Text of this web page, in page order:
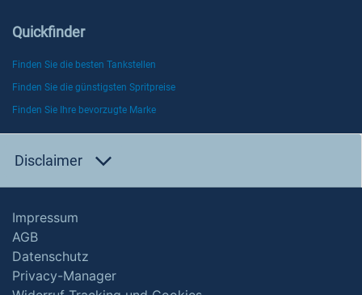
Quickfinder
Finden Sie die besten Tankstellen
Finden Sie die günstigsten Spritpreise
Finden Sie Ihre bevorzugte Marke
Disclaimer
Impressum
AGB
Datenschutz
Privacy-Manager